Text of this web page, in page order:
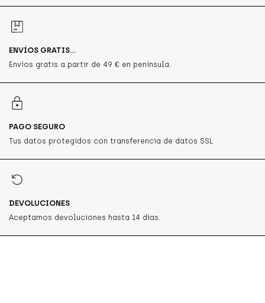
ENVÍOS GRATIS...
Envíos gratis a partir de 49 € en península.
PAGO SEGURO
Tus datos protegidos con transferencia de datos SSL
DEVOLUCIONES
Aceptamos devoluciones hasta 14 días.